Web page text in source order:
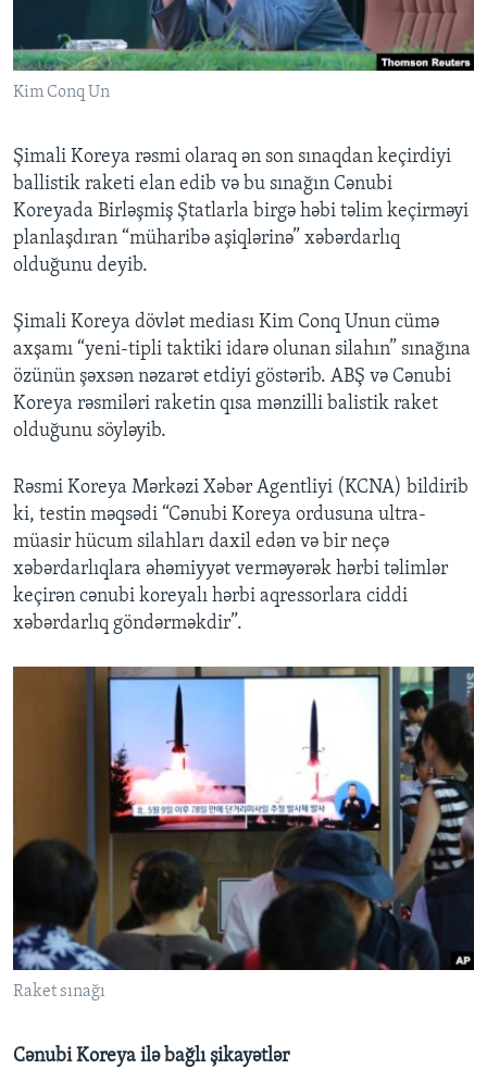
BIZI IZLƏYIN
Dillər
Kim Conq Un
Şimali Koreya rəsmi olaraq ən son sınaqdan keçirdiyi
ballistik raketi elan edib və bu sınağın Cənubi
Koreyada Birləşmiş Ştatlarla birgə həbi təlim keçirməyi
planlaşdıran “müharibə aşiqlərinə” xəbərdarlıq
olduğunu deyib.
Şimali Koreya dövlət mediası Kim Conq Unun cümə
axşamı “yeni-tipli taktiki idarə olunan silahın” sınağına
özünün şəxsən nəzarət etdiyi göstərib. ABŞ və Cənubi
Koreya rəsmiləri raketin qısa mənzilli balistik raket
olduğunu söyləyib.
Rəsmi Koreya Mərkəzi Xəbər Agentliyi (KCNA) bildirib
ki, testin məqsədi “Cənubi Koreya ordusuna ultra-
müasir hücum silahları daxil edən və bir neçə
xəbərdarlıqlara əhəmiyyət verməyərək hərbi təlimlər
keçirən cənubi koreyalı hərbi aqressorlara ciddi
xəbərdarlıq göndərməkdir”.
Raket sınağı
Cənubi Koreya ilə bağlı şikayətlər